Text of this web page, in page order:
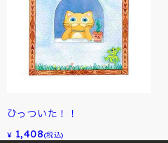
ひっついた！！
¥ 1,408(税込)